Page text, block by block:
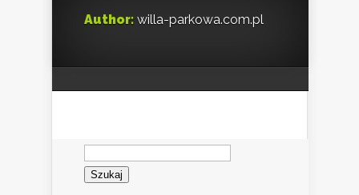
Author: willa-parkowa.com.pl
Szukaj: